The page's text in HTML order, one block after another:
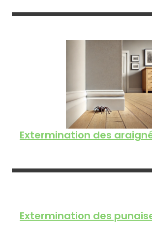
Extermination des
Extermination des